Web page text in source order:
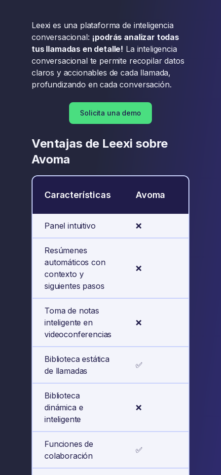
Leexi es una plataforma de inteligencia
conversacional: ¡podrás analizar todas
tus llamadas en detalle! La inteligencia
conversacional te permite recopilar datos
claros y accionables de cada llamada,
profundizando en cada conversación.
Solicita una demo
Ventajas de Leexi sobre
Avoma
Características Avoma
Panel intuitivo ❌
Resúmenes
automáticos con
contexto y
siguientes pasos
❌
Toma de notas
inteligente en
videoconferencias
❌
Biblioteca estática
de llamadas
✅
Biblioteca
dinámica e
inteligente
❌
Funciones de
colaboración
✅